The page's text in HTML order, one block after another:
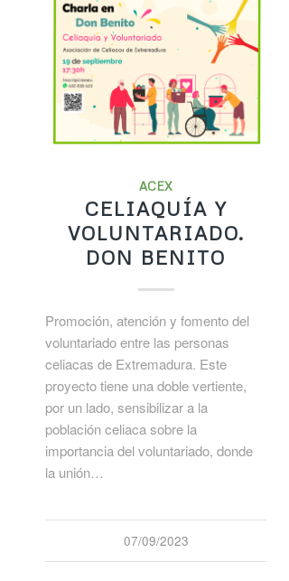
ACEX
CELIAQUÍA Y
VOLUNTARIADO.
DON BENITO
Promoción, atención y fomento del
voluntariado entre las personas
celiacas de Extremadura. Este
proyecto tiene una doble vertiente,
por un lado, sensibilizar a la
población celiaca sobre la
importancia del voluntariado, donde
la unión…
07/09/2023